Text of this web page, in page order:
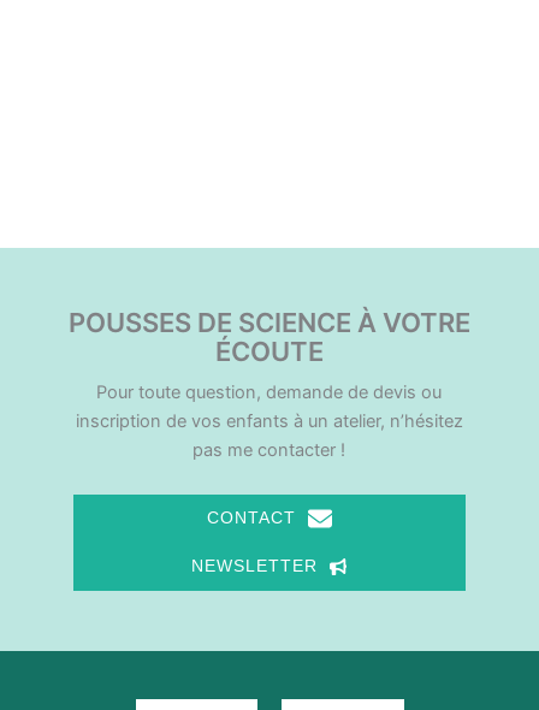
POUSSES DE SCIENCE À VOTRE
ÉCOUTE
Pour toute question, demande de devis ou
inscription de vos enfants à un atelier, n’hésitez
pas me contacter !
CONTACT
NEWSLETTER